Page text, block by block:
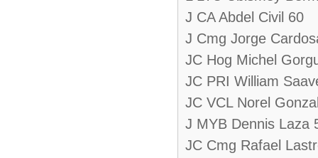
J CA Abdel Civil 60
J Cmg Jorge
JC Hog Michel
JC PRI William
JC VCL Norel
J MYB Dennis Laza
JC Cmg Rafael